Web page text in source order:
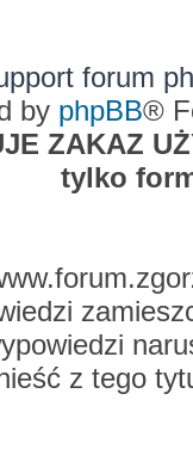
forum
by phpBB®
ZAKAZ
tylko
z tego